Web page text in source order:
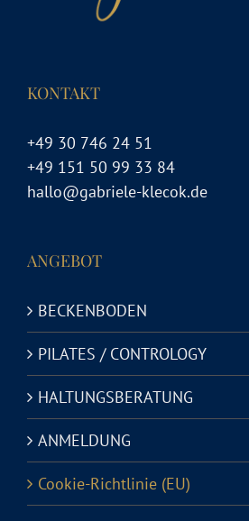
KONTAKT
+49 30 746 24 51
+49 151 50 99 33 84
hallo@gabriele-klecok.de
ANGEBOT
BECKENBODEN
PILATES / CONTROLOGY
HALTUNGSBERATUNG
ANMELDUNG
Cookie-Richtlinie (EU)